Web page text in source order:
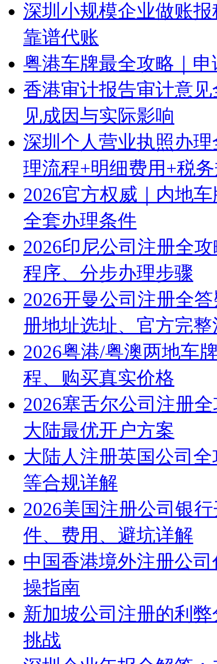
深圳小规模企业做账
靠谱代账
粤港车牌最全攻略｜
香港审计报告审计意
见成因与实际影响
深圳个人营业执照办
理流程+明细费用+税
2026官方权威｜内地
全套办理条件
2026印尼公司注册全
程序、分步办理步骤
2026开曼公司注册全
册地址选址、官方完
2026粤港/粤澳两地车
程、购买真实价格
2026塞舌尔公司注册
大陆最优开户方案
大陆人注册英国公司
等合规详解
2026美国注册公司银
件、费用、避坑详解
中国香港境外注册公
操指南
新加坡公司注册的利
挑战